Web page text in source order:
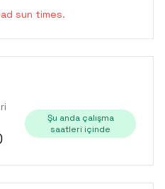
sun times.
Şu anda çalışma
saatleri içinde